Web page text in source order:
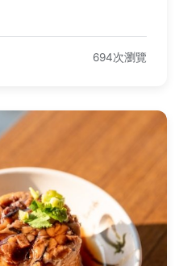
694次瀏覽